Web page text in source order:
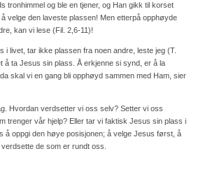
tronhimmel og ble en tjener, og Han gikk til korset
velge den laveste plassen! Men etterpå opphøyde
kan vi lese (Fil. 2,6-11)!
i livet, tar ikke plassen fra noen andre, leste jeg (T.
å ta Jesus sin plass. Å erkjenne si synd, er å la
skal vi en gang bli opphøyd sammen med Ham, sier
Hvordan verdsetter vi oss selv? Setter vi oss
trenger vår hjelp? Eller tar vi faktisk Jesus sin plass i
å oppgi den høye posisjonen; å velge Jesus først, å
de som er rundt oss.